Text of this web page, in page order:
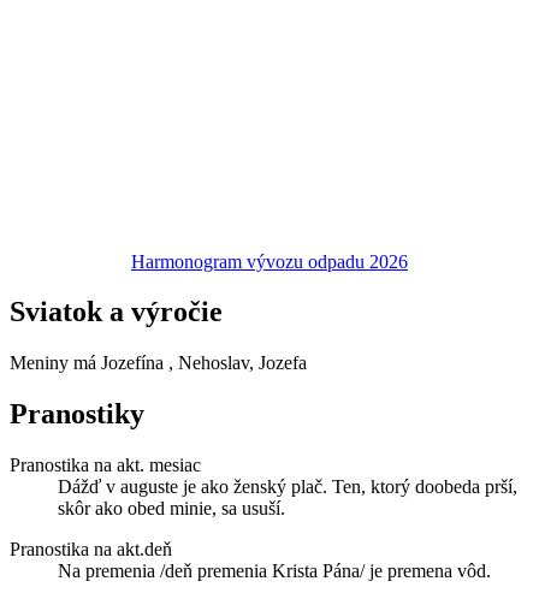
Harmonogram vývozu odpadu 2026
Sviatok a výročie
Meniny má Jozefína , Nehoslav, Jozefa
Pranostiky
Pranostika na akt. mesiac
Dážď v auguste je ako ženský plač. Ten, ktorý doobeda prší,
skôr ako obed minie, sa usuší.
Pranostika na akt.deň
Na premenia /deň premenia Krista Pána/ je premena vôd.